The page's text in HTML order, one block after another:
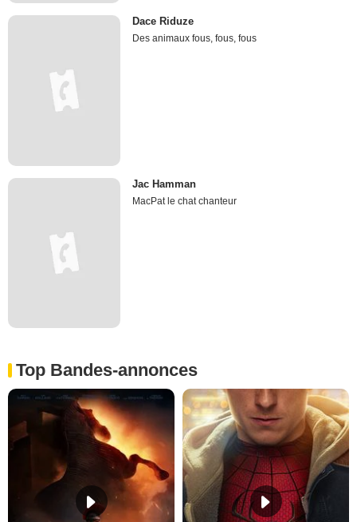
Dace Riduze
Des animaux fous, fous, fous
Jac Hamman
MacPat le chat chanteur
Top Bandes-annonces